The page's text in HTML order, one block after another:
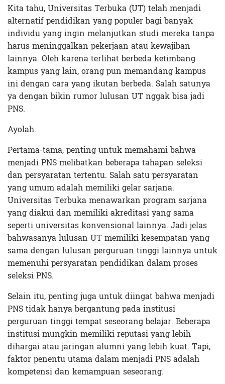
Kita tahu, Universitas Terbuka (UT) telah menjadi
alternatif pendidikan yang populer bagi banyak
individu yang ingin melanjutkan studi mereka tanpa
harus meninggalkan pekerjaan atau kewajiban
lainnya. Oleh karena terlihat berbeda ketimbang
kampus yang lain, orang pun memandang kampus
ini dengan cara yang ikutan berbeda. Salah satunya
ya dengan bikin rumor lulusan UT nggak bisa jadi
PNS.
Ayolah.
Pertama-tama, penting untuk memahami bahwa
menjadi PNS melibatkan beberapa tahapan seleksi
dan persyaratan tertentu. Salah satu persyaratan
yang umum adalah memiliki gelar sarjana.
Universitas Terbuka menawarkan program sarjana
yang diakui dan memiliki akreditasi yang sama
seperti universitas konvensional lainnya. Jadi jelas
bahwasanya lulusan UT memiliki kesempatan yang
sama dengan lulusan perguruan tinggi lainnya untuk
memenuhi persyaratan pendidikan dalam proses
seleksi PNS.
Selain itu, penting juga untuk diingat bahwa menjadi
PNS tidak hanya bergantung pada institusi
perguruan tinggi tempat seseorang belajar. Beberapa
institusi mungkin memiliki reputasi yang lebih
dihargai atau jaringan alumni yang lebih kuat. Tapi,
faktor penentu utama dalam menjadi PNS adalah
kompetensi dan kemampuan seseorang.